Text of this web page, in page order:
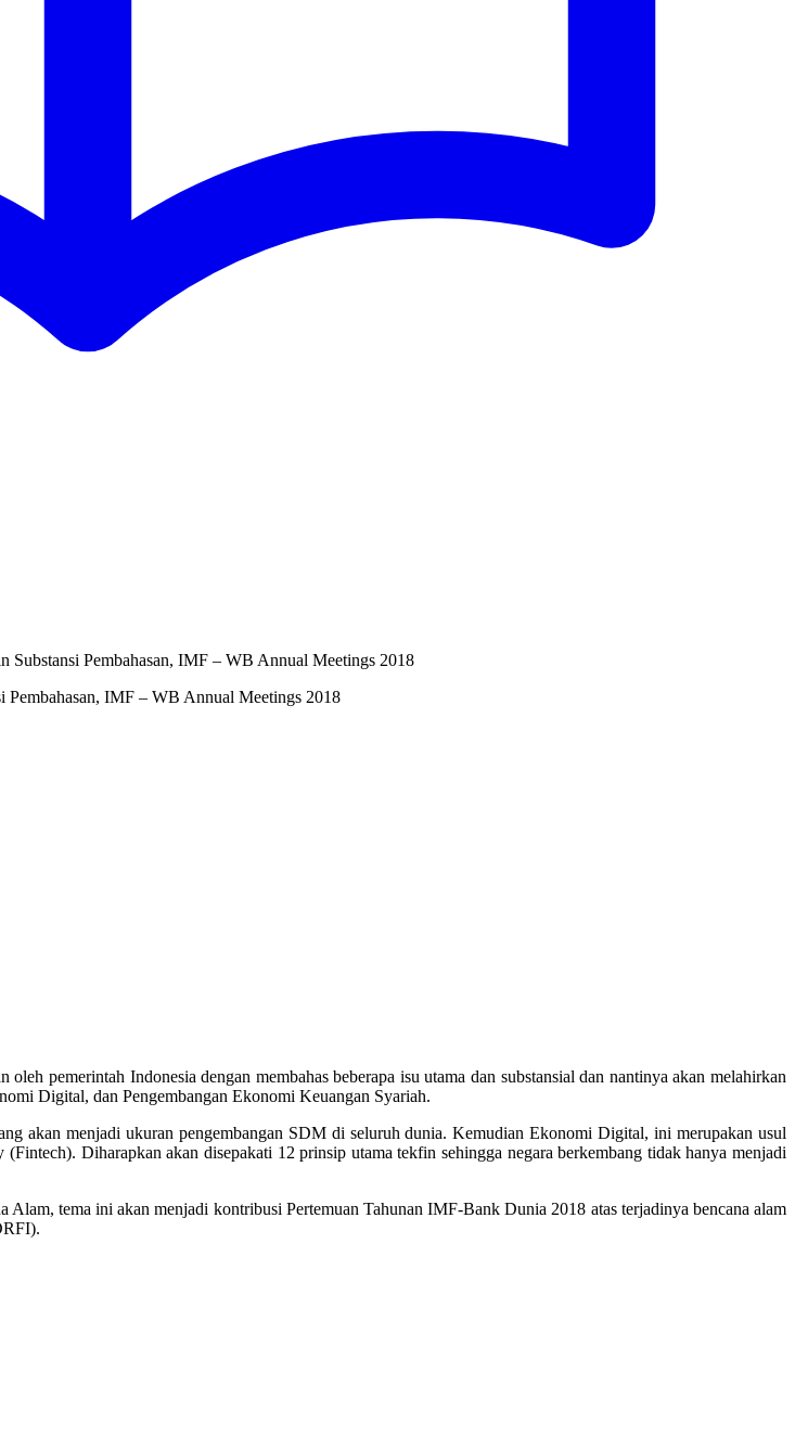
Substansi Pembahasan, IMF – WB Annual Meetings 2018
Pembahasan, IMF – WB Annual Meetings 2018
pemerintah Indonesia dengan membahas beberapa isu utama dan substansial dan nantinya akan melahirkan
Digital, dan Pengembangan Ekonomi Keuangan Syariah.
akan menjadi ukuran pengembangan SDM di seluruh dunia. Kemudian Ekonomi Digital, ini merupakan usul
Diharapkan akan disepakati 12 prinsip utama tekfin sehingga negara berkembang tidak hanya menjadi
tema ini akan menjadi kontribusi Pertemuan Tahunan IMF-Bank Dunia 2018 atas terjadinya bencana alam